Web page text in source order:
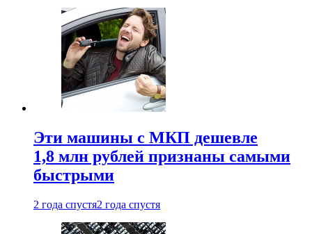
Эти машины с МКП дешевле
1,8 млн рублей признаны самыми
быстрыми
2 года спустя2 года спустя